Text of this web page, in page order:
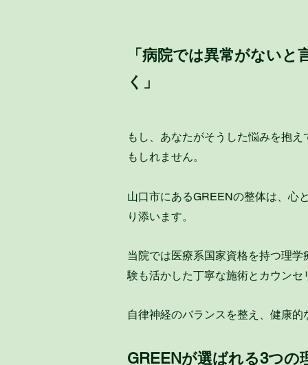
「病院では異常がない
く」
もし、あなたがそうした悩みを抱
もしれません。
山口市にあるGREENの整体は、心
り添います。
当院では医療系国家資格を持つ理
験も活かした丁寧な施術とカウン
自律神経のバランスを整え、健康
GREENが選ばれる3つの